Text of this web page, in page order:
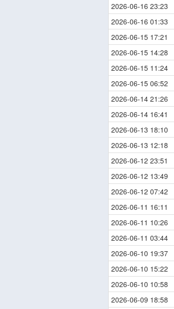
2026-06-16 23:23
2026-06-16 01:33
2026-06-15 17:21
2026-06-15 14:28
2026-06-15 11:24
2026-06-15 06:52
2026-06-14 21:26
2026-06-14 16:41
2026-06-13 18:10
2026-06-13 12:18
2026-06-12 23:51
2026-06-12 13:49
2026-06-12 07:42
2026-06-11 16:11
2026-06-11 10:26
2026-06-11 03:44
2026-06-10 19:37
2026-06-10 15:22
2026-06-10 10:58
2026-06-09 18:58